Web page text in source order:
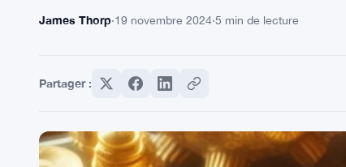
James Thorp·19 novembre 2024·5 min de lecture
Partager :